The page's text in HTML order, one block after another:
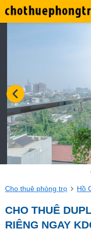
Cho thuê phòng trọ Hồ
CHO THUÊ
RIÊNG NGAY